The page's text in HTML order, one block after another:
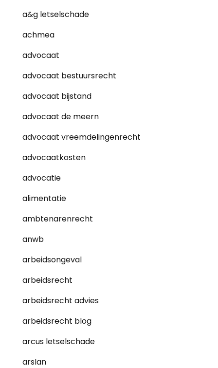
a&g letselschade
achmea
advocaat
advocaat bestuursrecht
advocaat bijstand
advocaat de meern
advocaat vreemdelingenrecht
advocaatkosten
advocatie
alimentatie
ambtenarenrecht
anwb
arbeidsongeval
arbeidsrecht
arbeidsrecht advies
arbeidsrecht blog
arcus letselschade
arslan